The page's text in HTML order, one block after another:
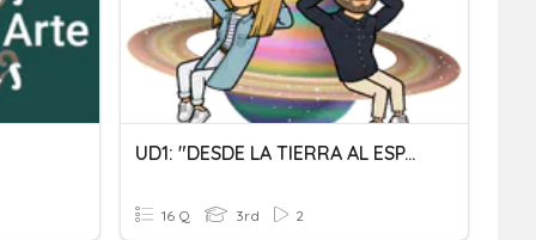
UD1: "DESDE LA TIERRA AL ESPACIO"
16 Q 3rd 2